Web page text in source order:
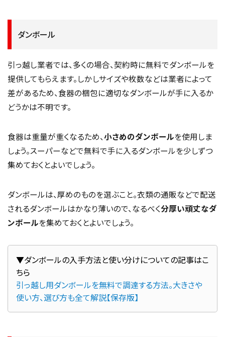
ダンボール
引っ越し業者では、多くの場合、契約時に無料でダンボールを
提供してもらえます。しかしサイズや枚数などは業者によって
差があるため、食器の梱包に適切なダンボールが手に入るか
どうかは不明です。
食器は重量が重くなるため、小さめのダンボールを使用しま
しょう。スーパーなどで無料で手に入るダンボールを少しずつ
集めておくとよいでしょう。
ダンボールは、厚めのものを選ぶこと。衣類の通販などで配送
されるダンボールはかなり薄いので、なるべく分厚い頑丈なダ
ンボールを集めておくとよいでしょう。
▼ダンボールの入手方法と使い分けについての記事はこ
引っ越し用ダンボールを無料で調達する方法。大きさや
使い方、選び方も全て解説【保存版】